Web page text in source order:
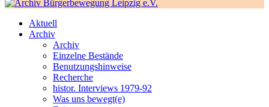
Aktuell
Archiv
Archiv
Einzelne Bestände
Benutzungshinweise
Recherche
histor. Interviews 1979-92
Was uns bewegt(e)